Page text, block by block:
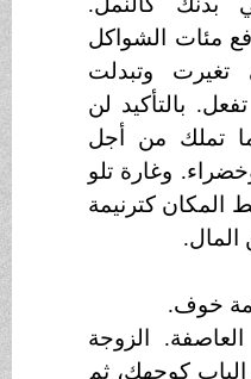
مئات الشواكل
تغيرت وتبدلت
بالتأكيد لن
تملك من أجل
وغارة تلو
كترنيمة
خوف.
الزوجة
كوجهك، ثم